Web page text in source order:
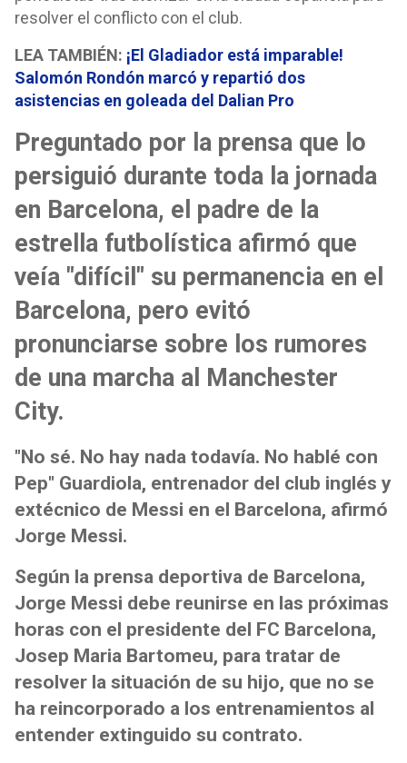
resolver el conflicto con el club.
LEA TAMBIÉN: ¡El Gladiador está imparable!
Salomón Rondón marcó y repartió dos
asistencias en goleada del Dalian Pro
Preguntado por la prensa que lo
persiguió durante toda la jornada
en Barcelona, el padre de la
estrella futbolística afirmó que
veía "difícil" su permanencia en el
Barcelona, pero evitó
pronunciarse sobre los rumores
de una marcha al Manchester
City.
"No sé. No hay nada todavía. No hablé con
Pep" Guardiola, entrenador del club inglés y
extécnico de Messi en el Barcelona, afirmó
Jorge Messi.
Según la prensa deportiva de Barcelona,
Jorge Messi debe reunirse en las próximas
horas con el presidente del FC Barcelona,
Josep Maria Bartomeu, para tratar de
resolver la situación de su hijo, que no se
ha reincorporado a los entrenamientos al
entender extinguido su contrato.